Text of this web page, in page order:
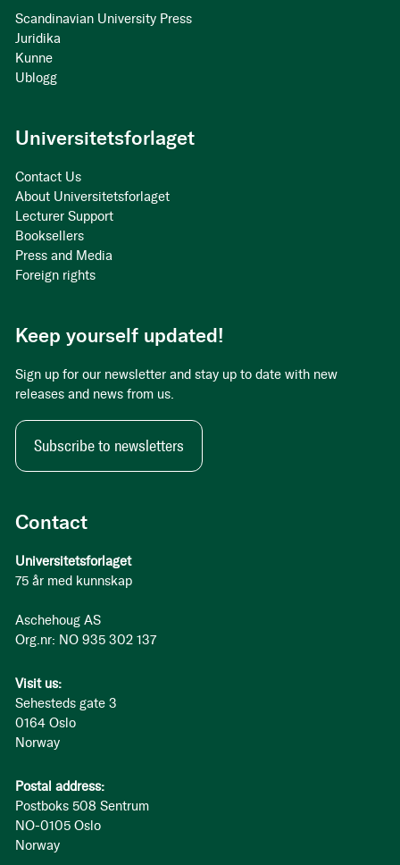
Contact
Universitetsforlaget
75 år med kunnskap
Aschehoug AS
Org.nr: NO 935 302 137
Visit us:
Sehesteds gate 3
0164 Oslo
Norway
Postal address:
Postboks 508 Sentrum
NO-0105 Oslo
Norway
Scandinavian University Press
Juridika
Kunne
Ublogg
Universitetsforlaget
Contact Us
About Universitetsforlaget
Lecturer Support
Booksellers
Press and Media
Foreign rights
Keep yourself updated!
Sign up for our newsletter and stay up to date with new
releases and news from us.
Subscribe to newsletters